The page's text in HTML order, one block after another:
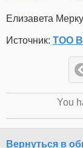
Елизавета
Источник: ТОО
You
Вернуться в